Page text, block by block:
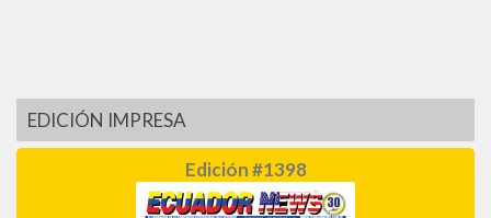
EDICIÓN IMPRESA
Edición #1398